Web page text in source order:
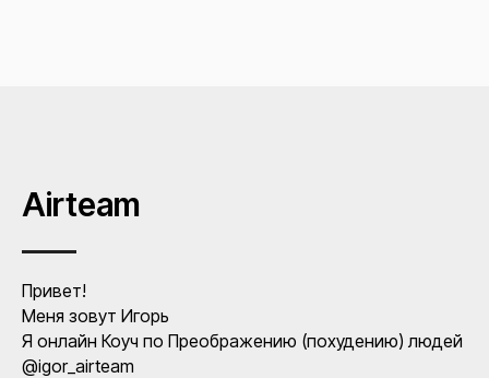
Airteam
Привет!
Меня зовут Игорь
Я онлайн Коуч по Преображению (похудению) людей
@igor_airteam